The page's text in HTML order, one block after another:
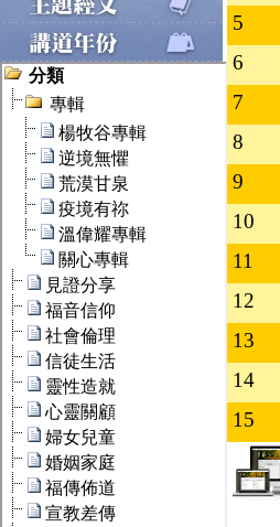
5
6
7
8
9
10
11
12
13
14
15